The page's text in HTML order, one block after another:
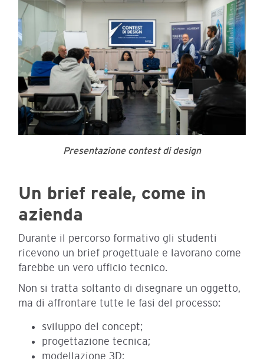
Presentazione contest di design
Un brief reale, come in
azienda
Durante il percorso formativo gli studenti
ricevono un brief progettuale e lavorano come
farebbe un vero ufficio tecnico.
Non si tratta soltanto di disegnare un oggetto,
ma di affrontare tutte le fasi del processo:
sviluppo del concept;
progettazione tecnica;
modellazione 3D;